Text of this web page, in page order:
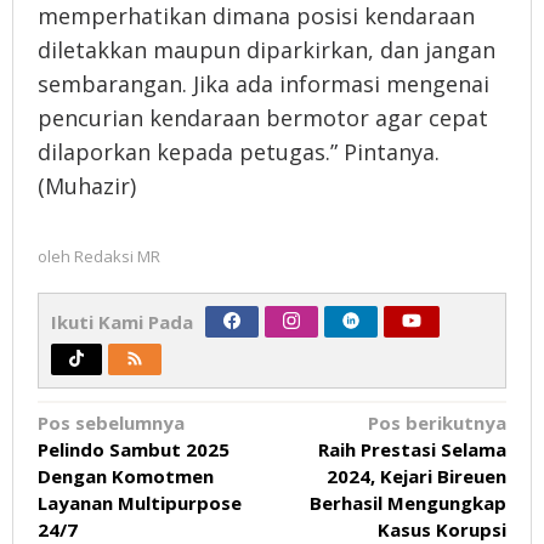
memperhatikan dimana posisi kendaraan
diletakkan maupun diparkirkan, dan jangan
sembarangan. Jika ada informasi mengenai
pencurian kendaraan bermotor agar cepat
dilaporkan kepada petugas.” Pintanya.
(Muhazir)
oleh Redaksi MR
Ikuti Kami Pada
Navigasi
pos
Pos sebelumnya
Pelindo Sambut 2025
Dengan Komotmen
Layanan Multipurpose
24/7
Pos berikutnya
Raih Prestasi Selama
2024, Kejari Bireuen
Berhasil Mengungkap
Kasus Korupsi